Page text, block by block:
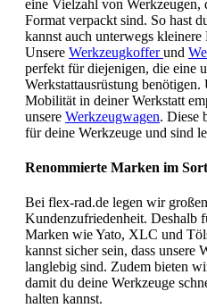
eine Vielzahl von Werkzeugen,
Format verpackt sind. So hast
kannst auch unterwegs
Unsere Werkzeugkofferund
perfekt für diejenigen, die eine
Werkstattausrüstung
Mobilität in deiner Werkstatt
unsere Werkzeugwagen. Diese
für deine Werkzeuge und sind
Renommierte Marken im
Bei flex-rad.de legen wir
Kundenzufriedenheit. Deshalb
Marken wie Yato, XLC und
kannst sicher sein, dass unsere
langlebig sind. Zudem bieten
damit du deine Werkzeuge
halten kannst.